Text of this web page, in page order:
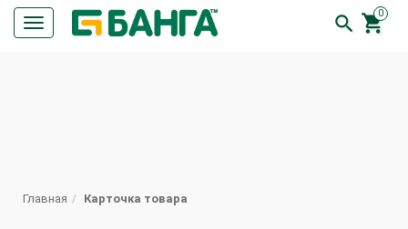
Кнопка
меню
0


Главная Карточка товара